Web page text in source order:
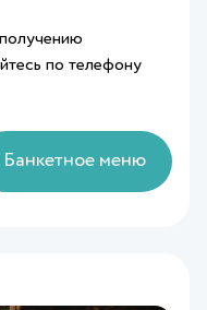
по телефону
Банкетное меню